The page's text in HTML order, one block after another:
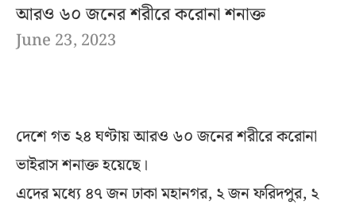
আরও ৬০ জনের শরীরে করোনা শনাক্ত
June 23, 2023
দেশে গত ২৪ ঘণ্টায় আরও ৬০ জনের শরীরে করোনা
ভাইরাস শনাক্ত হয়েছে।
এদের মধ্যে ৪৭ জন ঢাকা মহানগর, ২ জন ফরিদপুর, ২